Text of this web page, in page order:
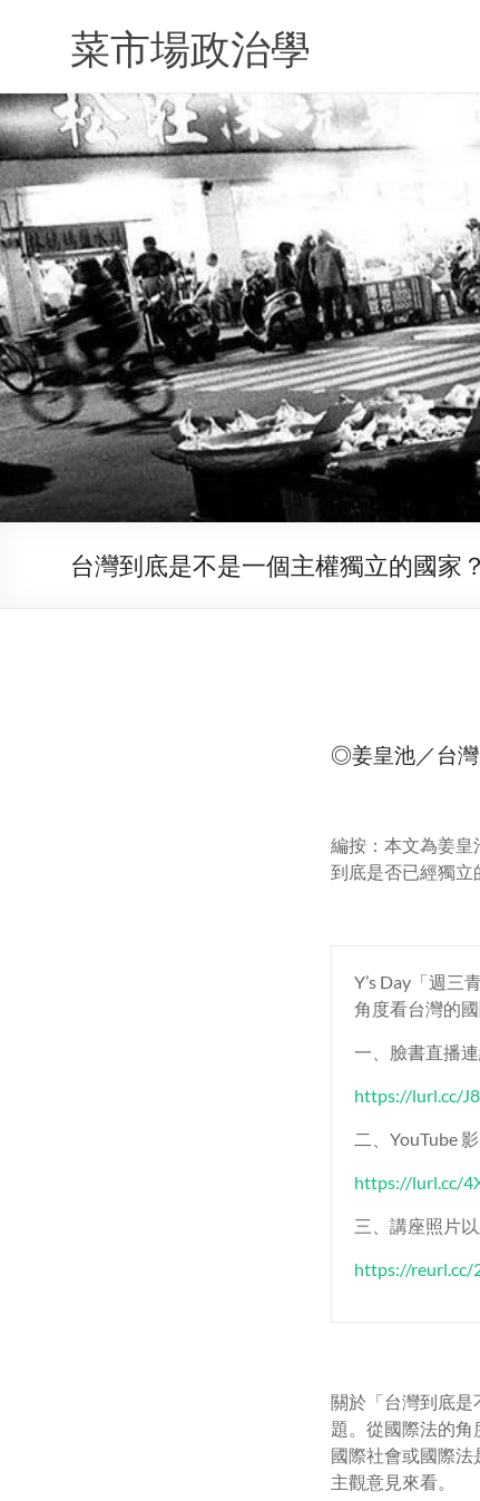
菜市場政治學
台灣到底是不是一個主權獨立的國家
◎姜皇池／台
編按：本文為姜皇
到底是否已經獨立
Y’s Day「週三
角度看台灣的國
一、臉書直播
https://lurl.cc/
二、YouTube
https://lurl.cc/
三、講座照片
https://reurl.cc/
關於「台灣到底
題。從國際法的
國際社會或國際
主觀意見來看。